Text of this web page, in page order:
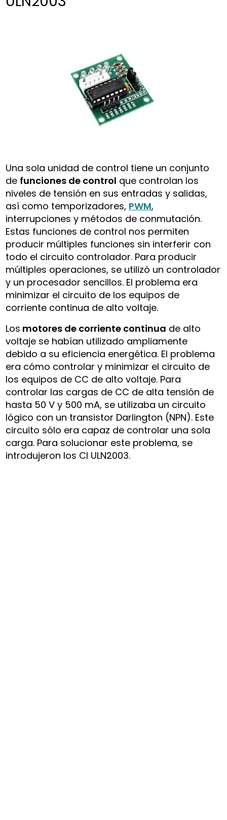
Una sola unidad de control tiene un conjunto
de funciones de control que controlan los
niveles de tensión en sus entradas y salidas,
así como temporizadores, PWM,
interrupciones y métodos de conmutación.
Estas funciones de control nos permiten
producir múltiples funciones sin interferir con
todo el circuito controlador. Para producir
múltiples operaciones, se utilizó un controlador
y un procesador sencillos. El problema era
minimizar el circuito de los equipos de
corriente continua de alto voltaje.
Los motores de corriente continua de alto
voltaje se habían utilizado ampliamente
debido a su eficiencia energética. El problema
era cómo controlar y minimizar el circuito de
los equipos de CC de alto voltaje. Para
controlar las cargas de CC de alta tensión de
hasta 50 V y 500 mA, se utilizaba un circuito
lógico con un transistor Darlington (NPN). Este
circuito sólo era capaz de controlar una sola
carga. Para solucionar este problema, se
introdujeron los CI ULN2003.